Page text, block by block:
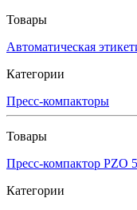
Товары
Автоматическая
Категории
Пресс-компакторы
Товары
Пресс-компактор PZO
Категории